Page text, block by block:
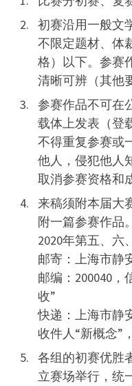
初赛沿用一般文
不限定题材、体
格）以下。参赛
清晰可辨（其他
参赛作品不可在
载体上发表（登
不得重复参赛或
他人，侵犯他人
取消参赛资格和
来稿须附本届大
附一篇参赛作品
2020年第五、六
邮寄：上海市静
邮编：200040，
收”
快递：上海市静
收件人“新概念”
各组的初赛优胜
立赛场举行，统